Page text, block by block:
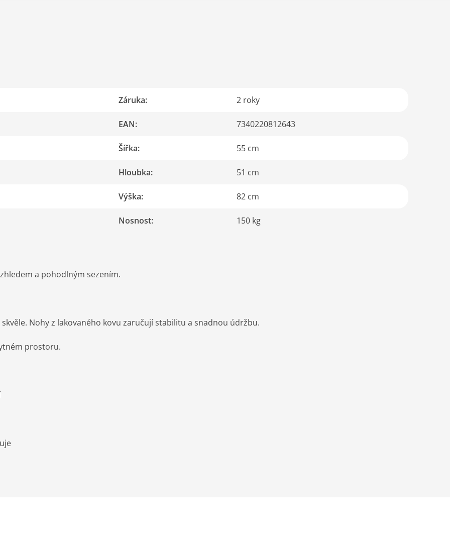
a pohodlným sezením.
Nohy z lakovaného kovu zaručují stabilitu a snadnou údržbu.
prostoru.
Záruka: 2 roky
EAN: 7340220812643
Šířka: 55 cm
Hloubka: 51 cm
Výška: 82 cm
Nosnost: 150 kg